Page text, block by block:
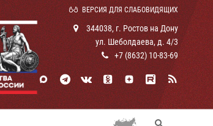
ВЕРСИЯ ДЛЯ СЛАБОВИДЯЩИХ
344038, г. Ростов на Дону
ул. Шеболдаева, д. 4/3
+7 (8632) 10-83-69